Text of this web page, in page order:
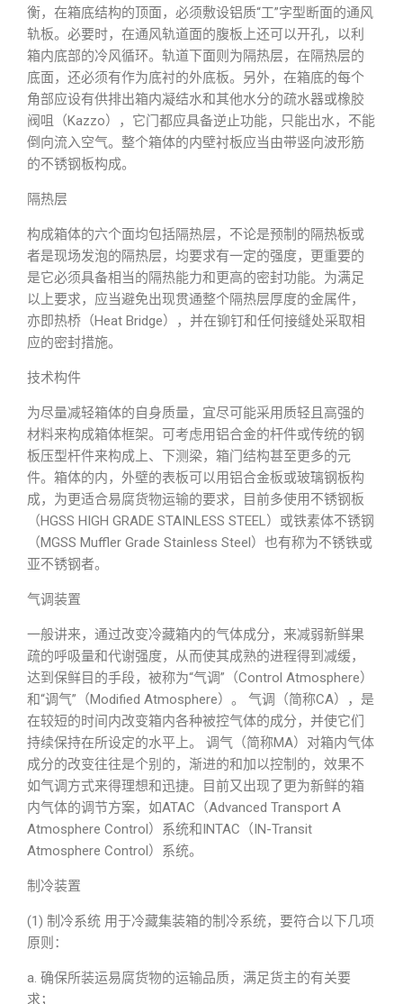
衡，在箱底结构的顶面，必须敷设铝质“工”字型断面的通风
轨板。必要时，在通风轨道面的腹板上还可以开孔，以利
箱内底部的冷风循环。轨道下面则为隔热层，在隔热层的
底面，还必须有作为底衬的外底板。另外，在箱底的每个
角部应设有供排出箱内凝结水和其他水分的疏水器或橡胶
阀咀（Kazzo），它门都应具备逆止功能，只能出水，不能
倒向流入空气。整个箱体的内壁衬板应当由带竖向波形筋
的不锈钢板构成。
隔热层
构成箱体的六个面均包括隔热层，不论是预制的隔热板或
者是现场发泡的隔热层，均要求有一定的强度，更重要的
是它必须具备相当的隔热能力和更高的密封功能。为满足
以上要求，应当避免出现贯通整个隔热层厚度的金属件，
亦即热桥（Heat Bridge），并在铆钉和任何接缝处采取相
应的密封措施。
技术构件
为尽量减轻箱体的自身质量，宜尽可能采用质轻且高强的
材料来构成箱体框架。可考虑用铝合金的杆件或传统的钢
板压型杆件来构成上、下测梁，箱门结构甚至更多的元
件。箱体的内，外壁的表板可以用铝合金板或玻璃钢板构
成，为更适合易腐货物运输的要求，目前多使用不锈钢板
（HGSS HIGH GRADE STAINLESS STEEL）或铁素体不锈钢
（MGSS Muffler Grade Stainless Steel）也有称为不锈铁或
亚不锈钢者。
气调装置
一般讲来，通过改变冷藏箱内的气体成分，来减弱新鲜果
疏的呼吸量和代谢强度，从而使其成熟的进程得到减缓，
达到保鲜目的手段，被称为“气调”（Control Atmosphere）
和“调气”（Modified Atmosphere）。 气调（简称CA），是
在较短的时间内改变箱内各种被控气体的成分，并使它们
持续保持在所设定的水平上。 调气（简称MA）对箱内气体
成分的改变往往是个别的，渐进的和加以控制的，效果不
如气调方式来得理想和迅捷。目前又出现了更为新鲜的箱
内气体的调节方案，如ATAC（Advanced Transport A
Atmosphere Control）系统和INTAC（IN-Transit
Atmosphere Control）系统。
制冷装置
(1) 制冷系统 用于冷藏集装箱的制冷系统，要符合以下几项
原则：
a. 确保所装运易腐货物的运输品质，满足货主的有关要
求；